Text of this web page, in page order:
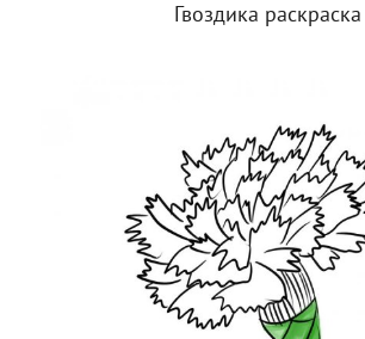
Гвоздика раскраска